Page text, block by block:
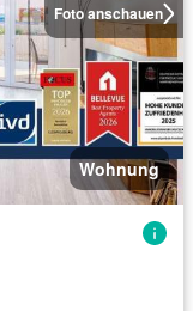
Foto anschauen
Wohnung